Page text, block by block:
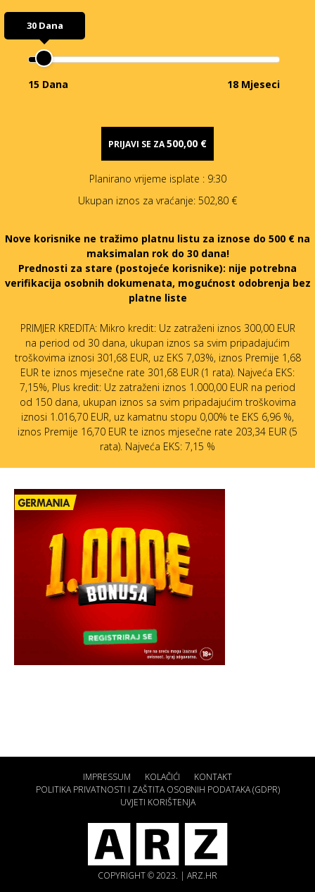
30 Dana
15 Dana 18 Mjeseci
PRIJAVI SE ZA500,00 €
Planirano vrijeme isplate : 9:30
Ukupan iznos za vraćanje: 502,80 €
Nove korisnike ne tražimo platnu listu za iznose do 500 € na
maksimalan rok do 30 dana!
Prednosti za stare (postojeće korisnike): nije potrebna
verifikacija osobnih dokumenata, mogućnost odobrenja bez
platne liste
PRIMJER KREDITA: Mikro kredit: Uz zatraženi iznos 300,00 EUR
na period od 30 dana, ukupan iznos sa svim pripadajućim
troškovima iznosi 301,68 EUR, uz EKS 7,03%, iznos Premije 1,68
EUR te iznos mjesečne rate 301,68 EUR (1 rata). Najveća EKS:
7,15%, Plus kredit: Uz zatraženi iznos 1.000,00 EUR na period
od 150 dana, ukupan iznos sa svim pripadajućim troškovima
iznosi 1.016,70 EUR, uz kamatnu stopu 0,00% te EKS 6,96 %,
iznos Premije 16,70 EUR te iznos mjesečne rate 203,34 EUR (5
rata). Najveća EKS: 7,15 %
IMPRESSUM KOLAČIĆI
KONTAKT
POLITIKA PRIVATNOSTI I ZAŠTITA OSOBNIH PODATAKA (GDPR)
UVJETI KORIŠTENJA
COPYRIGHT © 2023. | ARZ.HR